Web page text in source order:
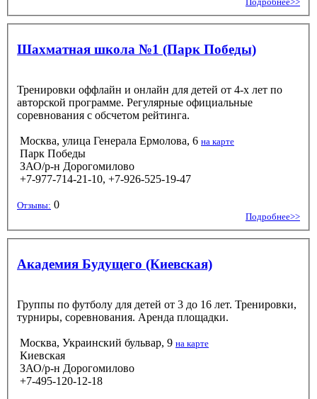
Шахматная школа №1 (Парк Победы)
Тренировки оффлайн и онлайн для детей от 4-х лет по
авторской программе. Регулярные официальные
соревнования с обсчетом рейтинга.
Москва, улица Генерала Ермолова, 6 на карте
Парк Победы
ЗАО/р-н Дорогомилово
+7-977-714-21-10, +7-926-525-19-47
Отзывы: 0
Подробнее>>
Академия Будущего (Киевская)
Группы по футболу для детей от 3 до 16 лет. Тренировки,
турниры, соревнования. Аренда площадки.
Москва, Украинский бульвар, 9 на карте
Киевская
ЗАО/р-н Дорогомилово
+7-495-120-12-18